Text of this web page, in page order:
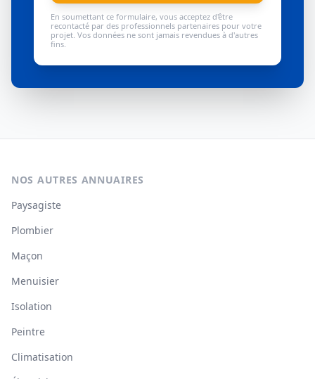
En soumettant ce formulaire, vous acceptez d'être
recontacté par des professionnels partenaires pour votre
projet. Vos données ne sont jamais revendues à d'autres
fins.
NOS AUTRES ANNUAIRES
Paysagiste
Plombier
Maçon
Menuisier
Isolation
Peintre
Climatisation